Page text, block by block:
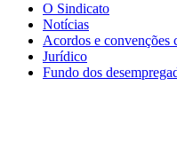
São
Paulo
Sindicato
O Sindicato
Notícias
Acordos e convenções
Jurídico
Fundo dos